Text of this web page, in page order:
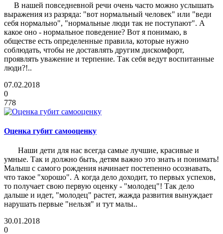
В нашей повседневной речи очень часто можно услышать
выражения из разряда: "вот нормальный человек" или "веди
себя нормально", "нормальные люди так не поступают". А
какое оно - нормальное поведение? Вот я понимаю, в
обществе есть определенные правила, которые нужно
соблюдать, чтобы не доставлять другим дискомфорт,
проявлять уважение и терпение. Так себя ведут воспитанные
люди?!..
07.02.2018
0
778
Оценка губит самооценку
Наши дети для нас всегда самые лучшие, красивые и
умные. Так и должно быть, детям важно это знать и понимать!
Малыш с самого рождения начинает постепенно осознавать,
что такое "хорошо". А когда дело доходит, то первых успехов,
то получает свою первую оценку - "молодец"! Так дело
дальше и идет, "молодец" растет, жажда развития вынуждает
нарушать первые "нельзя" и тут малы..
30.01.2018
0